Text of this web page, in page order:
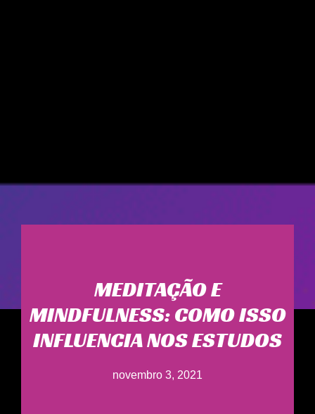
MEDITAÇÃO E
MINDFULNESS: COMO ISSO
INFLUENCIA NOS ESTUDOS
novembro 3, 2021